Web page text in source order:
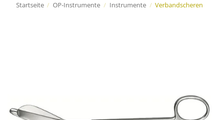
Startseite / OP-Instrumente / Instrumente / Verbandscheren